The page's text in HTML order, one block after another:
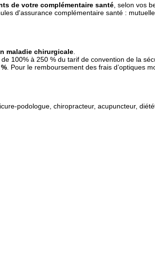
de votre complémentaire santé , selon vos
d'assurance complémentaire santé :
maladie chirurgicale
100% à 250 % du tarif de convention de la
. Pour le remboursement des frais d’optiques
podologue, chiropracteur, acupuncteur,